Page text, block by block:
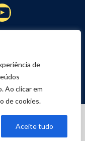
de
Ao clicar em
de cookies.
Aceite tudo
POR
JOSEXAVIER.COM